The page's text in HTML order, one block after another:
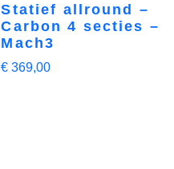
Statief allround –
Carbon 4 secties –
Mach3
€ 369,00